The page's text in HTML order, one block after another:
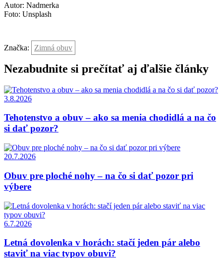
Autor: Nadmerka
Foto: Unsplash
Značka: Zimná obuv
Nezabudnite si prečítať aj ďalšie články
3.8.2026
Tehotenstvo a obuv – ako sa menia chodidlá a na čo
si dať pozor?
20.7.2026
Obuv pre ploché nohy – na čo si dať pozor pri
výbere
6.7.2026
Letná dovolenka v horách: stačí jeden pár alebo
staviť na viac typov obuvi?